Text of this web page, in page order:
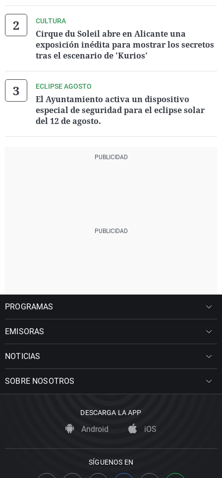
CULTURA
Cirque du Soleil abre en Alicante una
exposición inédita para mostrar los secretos
tras el escenario de 'Kurios'
ECLIPSE AGOSTO
El Ayuntamiento activa un dispositivo
especial de seguridad para el eclipse solar
del 12 de agosto.
PROGRAMAS
EMISORAS
NOTICIAS
SOBRE NOSOTROS
DESCARGA LA APP
Android iOS
SÍGUENOS EN